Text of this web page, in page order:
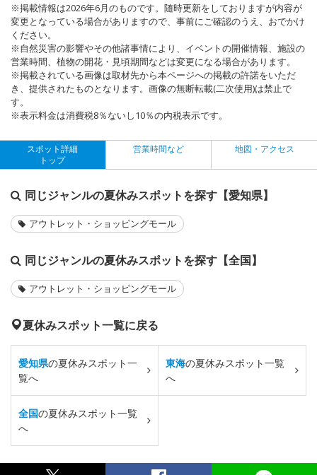
※掲載情報は2026年6月のものです。随時更新をしておりますが内容が
変更となっている場合がありますので、事前にご確認のうえ、おでかけ
ください。
※自然災害の影響やその他諸事情により、イベントの開催情報、施設の
営業時間、植物の開花・見頃期間などは変更になる場合があります。
※掲載されている画像は取材先から本ページへの掲載の許諾をいただ
き、提供されたものとなります。画像の無断転載(二次使用)は禁止で
す。
※表示料金は消費税8％ないし10％の内税表示です。
スポット詳細
トップ
営業時間など 地図・アクセス
同じジャンルの夏休みスポットを探す【愛知県】
アウトレット・ショッピングモール
同じジャンルの夏休みスポットを探す【全国】
アウトレット・ショッピングモール
夏休みスポット一覧に戻る
愛知県の夏休みスポット一
覧へ
東海の夏休みスポット一覧
へ
全国の夏休みスポット一覧
へ